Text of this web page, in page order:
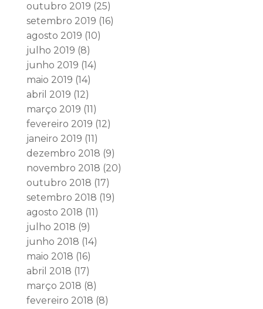
outubro 2019 (25)
setembro 2019 (16)
agosto 2019 (10)
julho 2019 (8)
junho 2019 (14)
maio 2019 (14)
abril 2019 (12)
março 2019 (11)
fevereiro 2019 (12)
janeiro 2019 (11)
dezembro 2018 (9)
novembro 2018 (20)
outubro 2018 (17)
setembro 2018 (19)
agosto 2018 (11)
julho 2018 (9)
junho 2018 (14)
maio 2018 (16)
abril 2018 (17)
março 2018 (8)
fevereiro 2018 (8)